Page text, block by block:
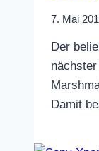
7. Mai
Der
Damit